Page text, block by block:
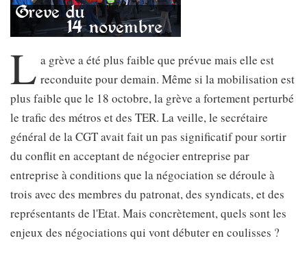
L a grève a été plus faible que prévue mais elle est
reconduite pour demain. Même si la mobilisation est
plus faible que le 18 octobre, la grève a fortement perturbé
le trafic des métros et des TER. La veille, le secrétaire
général de la CGT avait fait un pas significatif pour sortir
du conflit en acceptant de négocier entreprise par
entreprise à conditions que la négociation se déroule à
trois avec des membres du patronat, des syndicats, et des
représentants de l'Etat. Mais concrètement, quels sont les
enjeux des négociations qui vont débuter en coulisses ?